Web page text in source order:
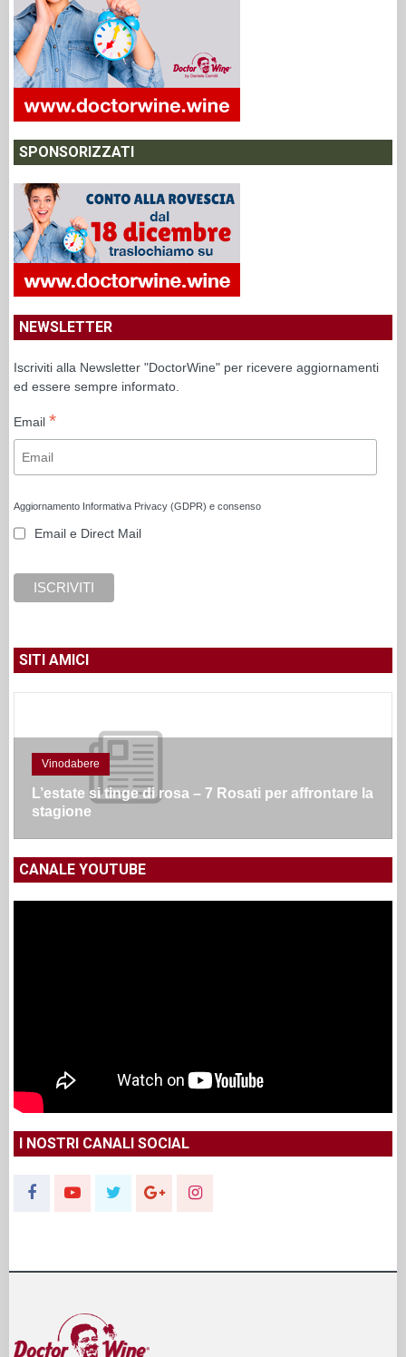
SPONSORIZZATI
NEWSLETTER
Iscriviti alla Newsletter "DoctorWine" per ricevere aggiornamenti
ed essere sempre informato.
Email *
Aggiornamento Informativa Privacy (GDPR) e consenso
Email e Direct Mail
SITI AMICI
Vinodabere
L’estate si tinge di rosa – 7 Rosati per affrontare la
stagione
CANALE YOUTUBE
I NOSTRI CANALI SOCIAL